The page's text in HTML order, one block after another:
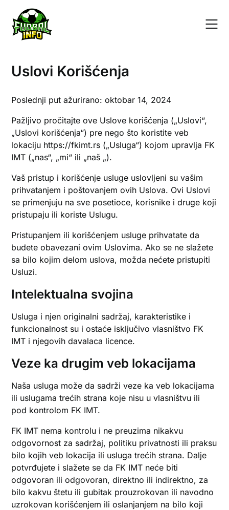
content
Uslovi Korišćenja
Poslednji put ažurirano: oktobar 14, 2024
Pažljivo pročitajte ove Uslove korišćenja („Uslovi“,
„Uslovi korišćenja“) pre nego što koristite veb
lokaciju https://fkimt.rs („Usluga“) kojom upravlja FK
IMT („nas“, „mi“ ili „naš „).
Vaš pristup i korišćenje usluge uslovljeni su vašim
prihvatanjem i poštovanjem ovih Uslova. Ovi Uslovi
se primenjuju na sve posetioce, korisnike i druge koji
pristupaju ili koriste Uslugu.
Pristupanjem ili korišćenjem usluge prihvatate da
budete obavezani ovim Uslovima. Ako se ne slažete
sa bilo kojim delom uslova, možda nećete pristupiti
Usluzi.
Intelektualna svojina
Usluga i njen originalni sadržaj, karakteristike i
funkcionalnost su i ostaće isključivo vlasništvo FK
IMT i njegovih davalaca licence.
Veze ka drugim veb lokacijama
Naša usluga može da sadrži veze ka veb lokacijama
ili uslugama trećih strana koje nisu u vlasništvu ili
pod kontrolom FK IMT.
FK IMT nema kontrolu i ne preuzima nikakvu
odgovornost za sadržaj, politiku privatnosti ili praksu
bilo kojih veb lokacija ili usluga trećih strana. Dalje
potvrđujete i slažete se da FK IMT neće biti
odgovoran ili odgovoran, direktno ili indirektno, za
bilo kakvu štetu ili gubitak prouzrokovan ili navodno
uzrokovan korišćenjem ili oslanjanjem na bilo koji